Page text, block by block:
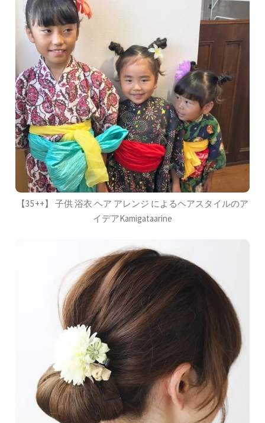
【35++】 子供 浴衣 ヘア アレンジ によるヘアスタイルのア
イデアKamigataarine